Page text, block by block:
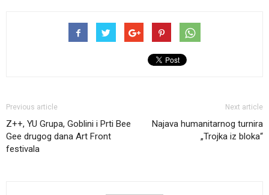
Previous article
Z++, YU Grupa, Goblini i Prti Bee
Gee drugog dana Art Front
festivala
Next article
Najava humanitarnog turnira
„Trojka iz bloka“